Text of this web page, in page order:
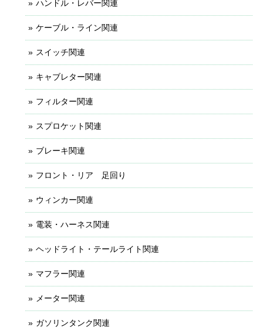
ハンドル・レバー関連
ケーブル・ライン関連
スイッチ関連
キャブレター関連
フィルター関連
スプロケット関連
ブレーキ関連
フロント・リア 足回り
ウィンカー関連
電装・ハーネス関連
ヘッドライト・テールライト関連
マフラー関連
メーター関連
ガソリンタンク関連